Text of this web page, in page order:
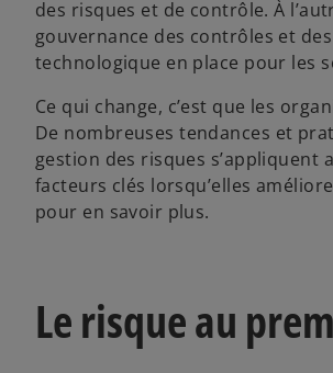
des risques et de contrôle. À
gouvernance des contrôles et
technologique en place pour les
Ce qui change, c’est que les
De nombreuses tendances et
gestion des risques s’appliquent
facteurs clés lorsqu’elles
pour en savoir plus.
Le risque au